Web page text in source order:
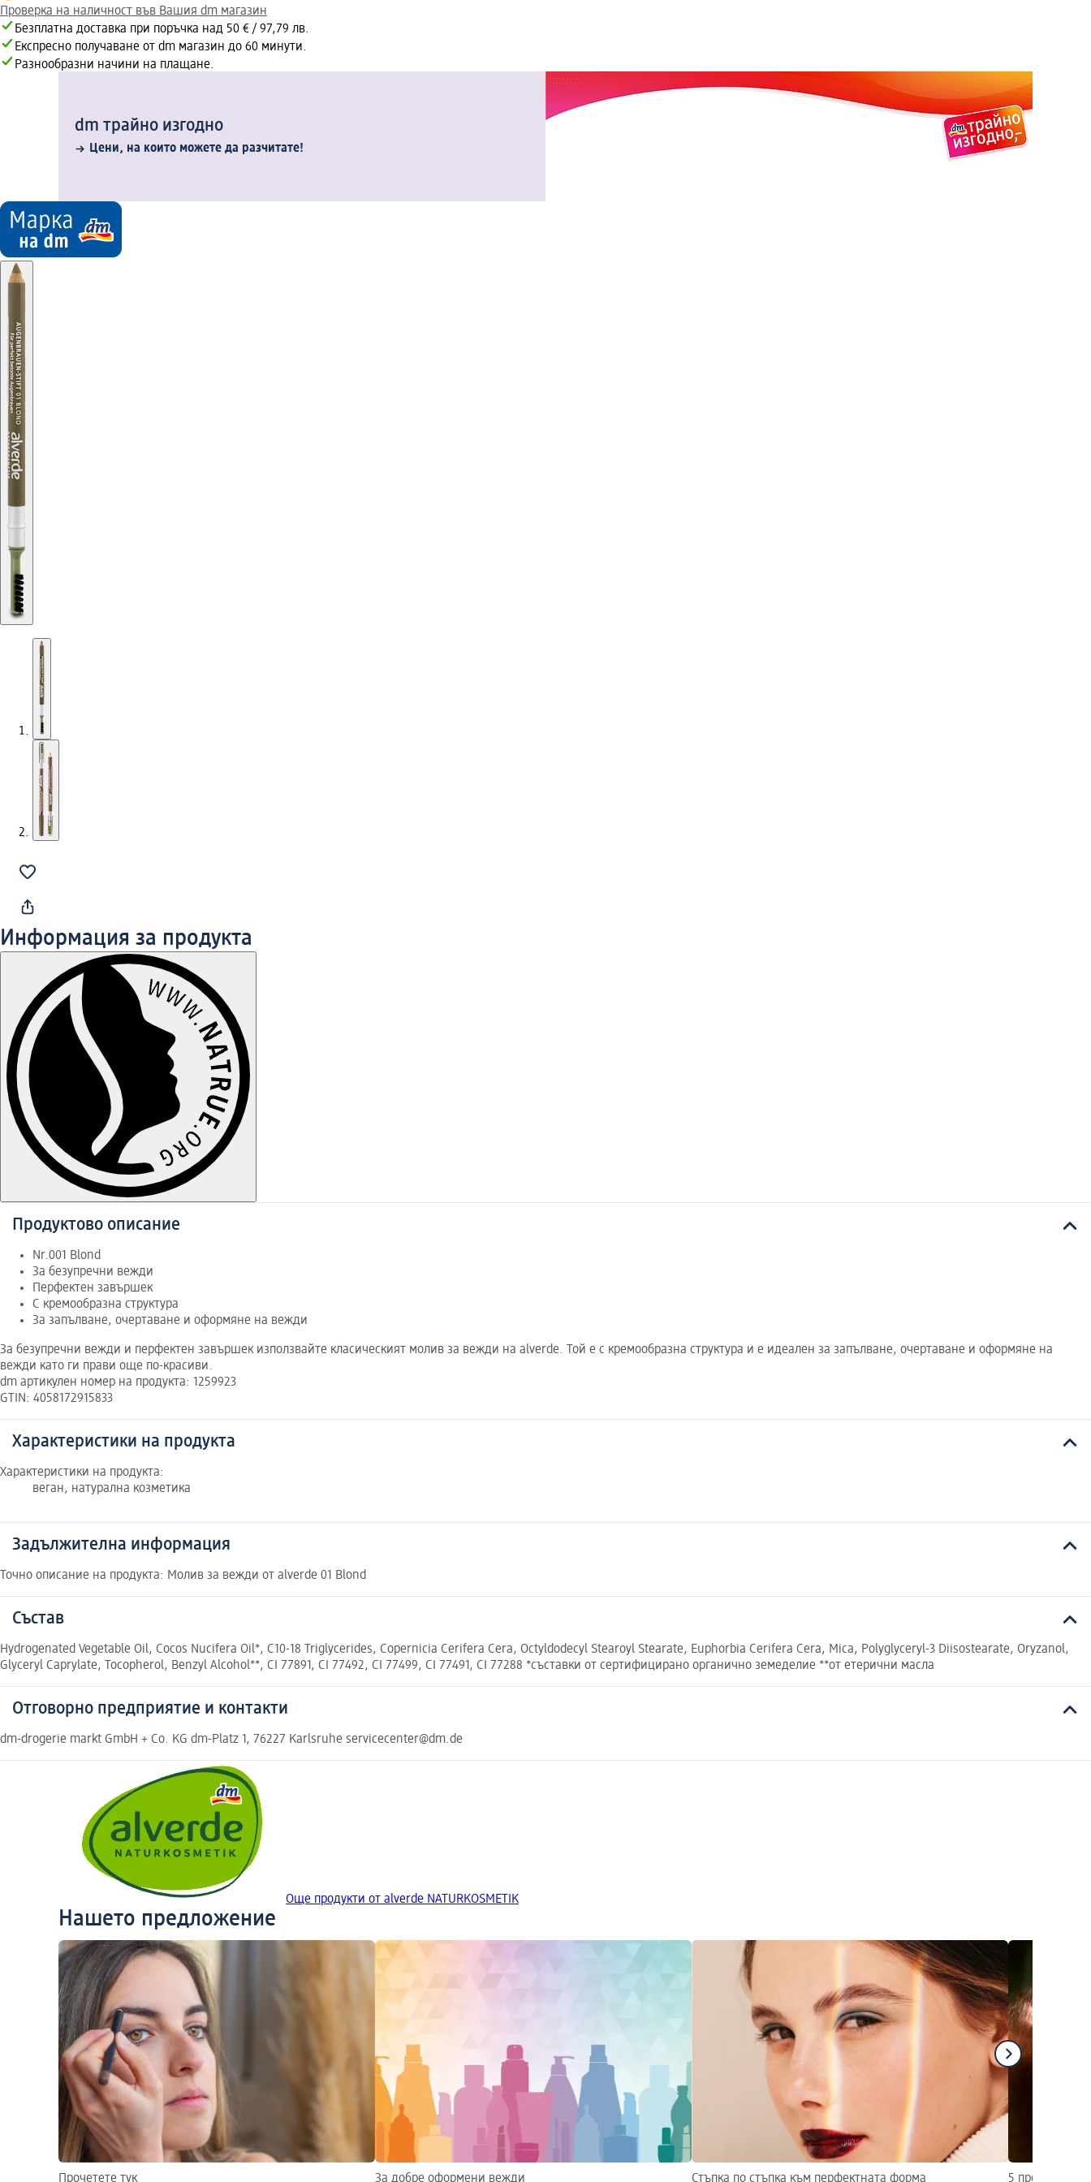
Проверка на наличност във Вашия dm магазин
Безплатна доставка при поръчка над 50 € / 97,79 лв.
Експресно получаване от dm магазин до 60 минути.
Разнообразни начини на плащане.
dm трайно изгодно
Цени, на които можете да разчитате!
Информация за продукта
Продуктово описание
Nr.001 Blond
За безупречни вежди
Перфектен завършек
С кремообразна структура
За запълване, очертаване и оформяне на вежди
За безупречни вежди и перфектен завършек използвайте класическият молив за вежди на alverde. Той е с кремообразна структура и е идеален за запълване, очертаване и оформяне на
вежди като ги прави още по-красиви.
dm артикулен номер на продукта: 1259923
GTIN: 4058172915833
Характеристики на продукта
Характеристики на продукта:
веган, натурална козметика
Задължителна информация
Точно описание на продукта: Молив за вежди от alverde 01 Blond
Състав
Hydrogenated Vegetable Oil, Cocos Nucifera Oil*, C10-18 Triglycerides, Copernicia Cerifera Cera, Octyldodecyl Stearoyl Stearate, Euphorbia Cerifera Cera, Mica, Polyglyceryl-3 Diisostearate, Oryzanol,
Glyceryl Caprylate, Tocopherol, Benzyl Alcohol**, CI 77891, CI 77492, CI 77499, CI 77491, CI 77288 *съставки от сертифицирано органично земеделие **от етерични масла
Отговорно предприятие и контакти
dm-drogerie markt GmbH + Co. KG dm-Platz 1, 76227 Karlsruhe servicecenter@dm.de
Още продукти от alverde NATURKOSMETIK
Нашето предложение
Прочетете тук За добре оформени вежди Стъпка по стъпка към перфектната форма 5